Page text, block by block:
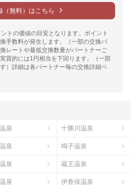
（無料）はこちら
トの価値の目安となります。ポイント
手数料が発生します。（一部の交換パ
レートや最低交換数量がパートナーご
質的には1円相当を下回ります。（一部
）詳細は各パートナー毎の交換詳細ペ
泉 十勝川温泉
泉 鳴子温泉
泉 蔵王温泉
泉 伊香保温泉